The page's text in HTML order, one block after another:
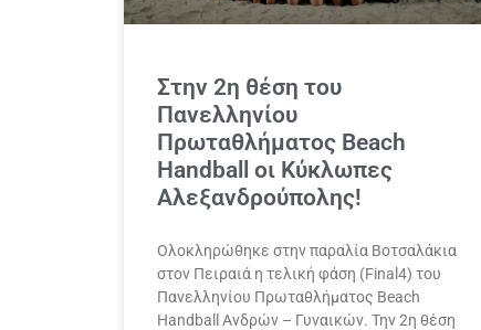
Στην 2η θέση του
Πανελληνίου
Πρωταθλήματος Beach
Handball οι Κύκλωπες
Αλεξανδρούπολης!
Ολοκληρώθηκε στην παραλία Βοτσαλάκια
στον Πειραιά η τελική φάση (Final4) του
Πανελληνίου Πρωταθλήματος Beach
Handball Ανδρών – Γυναικών. Την 2η θέση